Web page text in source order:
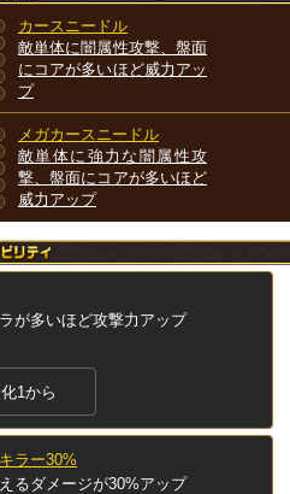
カースニードル
敵単体に闇属性攻撃、盤面
にコアが多いほど威力アッ
プ
メガカースニードル
敵単体に強力な闇属性攻
撃、盤面にコアが多いほど
威力アップ
が多いほど攻撃力アップ
1から
ラー30%
るダメージが30%アップ